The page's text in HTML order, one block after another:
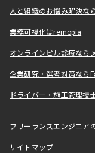
人と組織のお悩み解決な
業務可視化はremopia
オンラインピル診療なら
企業研究・選考対策なら
ドライバー・施工管理技
フリーランスエンジニア
サイトマップ